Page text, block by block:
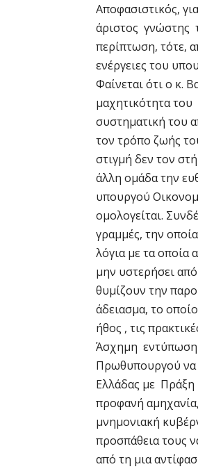
Αποφασιστικός,
άριστος γνώστης
περίπτωση, τότε,
ενέργειες του
Φαίνεται ότι ο κ.
μαχητικότητα του
συστηματική του
τον τρόπο ζωής
στιγμή δεν τον
άλλη ομάδα την
υπουργού
ομολογείται.
γραμμές, την
λόγια με τα οποία
μην υστερήσει
θυμίζουν την
άδειασμα, το
ήθος , τις
Άσχημη εντύπωση
Πρωθυπουργού να
Ελλάδας με
προφανή
μνημονιακή
προσπάθεια τους
από τη μια